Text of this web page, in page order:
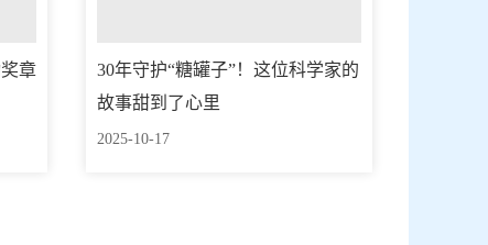
章
30年守护“糖罐子”！这位科学家的
故事甜到了心里
2025-10-17